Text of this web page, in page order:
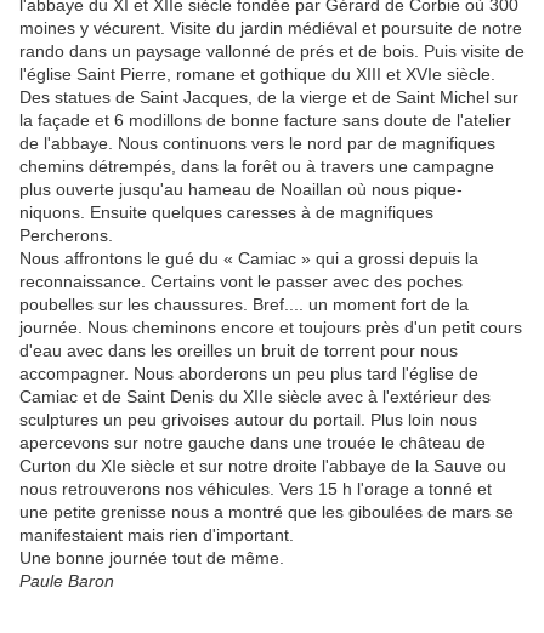
l'abbaye du XI et XIIe siècle fondée par Gérard de Corbie où 300
moines y vécurent. Visite du jardin médiéval et poursuite de notre
rando dans un paysage vallonné de prés et de bois. Puis visite de
l'église Saint Pierre, romane et gothique du XIII et XVIe siècle.
Des statues de Saint Jacques, de la vierge et de Saint Michel sur
la façade et 6 modillons de bonne facture sans doute de l'atelier
de l'abbaye. Nous continuons vers le nord par de magnifiques
chemins détrempés, dans la forêt ou à travers une campagne
plus ouverte jusqu'au hameau de Noaillan où nous pique-
niquons. Ensuite quelques caresses à de magnifiques
Percherons.
Nous affrontons le gué du « Camiac » qui a grossi depuis la
reconnaissance. Certains vont le passer avec des poches
poubelles sur les chaussures. Bref.... un moment fort de la
journée. Nous cheminons encore et toujours près d'un petit cours
d'eau avec dans les oreilles un bruit de torrent pour nous
accompagner. Nous aborderons un peu plus tard l'église de
Camiac et de Saint Denis du XIIe siècle avec à l'extérieur des
sculptures un peu grivoises autour du portail. Plus loin nous
apercevons sur notre gauche dans une trouée le château de
Curton du XIe siècle et sur notre droite l'abbaye de la Sauve ou
nous retrouverons nos véhicules. Vers 15 h l'orage a tonné et
une petite grenisse nous a montré que les giboulées de mars se
manifestaient mais rien d'important.
Une bonne journée tout de même.
Paule Baron